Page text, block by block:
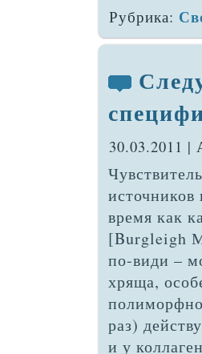
Рубрика:
30.03.2011
время как
[Burg­leigh
по-види –
хряща,
раз)
и у